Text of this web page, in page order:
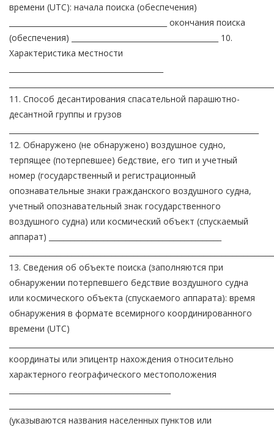
времени (UTC): начала поиска (обеспечения)
___________________________________________ окончания поиска
(обеспечения) ________________________________________ 10.
Характеристика местности
11. Способ десантирования спасательной парашютно-
десантной группы и грузов
12. Обнаружено (не обнаружено) воздушное судно,
терпящее (потерпевшее) бедствие, его тип и учетный
номер (государственный и регистрационный
опознавательные знаки гражданского воздушного судна,
учетный опознавательный знак государственного
воздушного судна) или космический объект (спускаемый
аппарат) _______________________________________________
13. Сведения об объекте поиска (заполняются при
обнаружении потерпевшего бедствие воздушного судна
или космического объекта (спускаемого аппарата): время
обнаружения в формате всемирного координированного
времени (UTC)
координаты или эпицентр нахождения относительно
характерного географического местоположения
(указываются названия населенных пунктов или